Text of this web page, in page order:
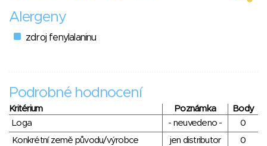
Alergeny
zdroj fenylalaninu
Podrobné hodnocení
Kritérium Poznámka
Body
Loga
- neuvedeno -
0
Konkrétní země původu/výrobce
jen distributor 0